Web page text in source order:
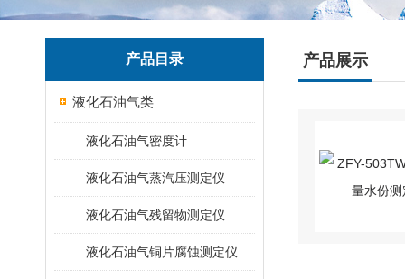
产品目录
液化石油气类
液化石油气密度计
液化石油气蒸汽压测定仪
液化石油气残留物测定仪
液化石油气铜片腐蚀测定仪
产品展示